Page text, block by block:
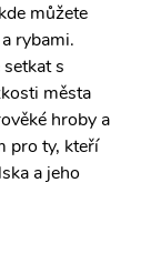
můžete
rybami.
s
města
hroby a
pro ty, kteří
a jeho